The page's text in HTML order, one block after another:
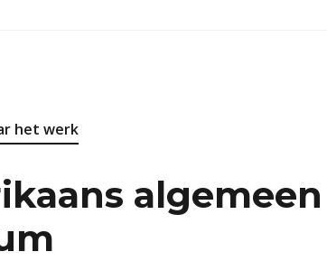
het werk
algemeen